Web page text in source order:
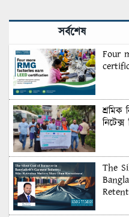
সর্বশেষ
Four
শ্রমিক
The